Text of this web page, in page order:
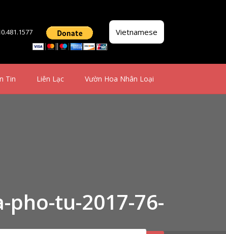
Vietnamese
Tin Liên Lạc Vườn Hoa Nhân Loại
tu-2017-76-